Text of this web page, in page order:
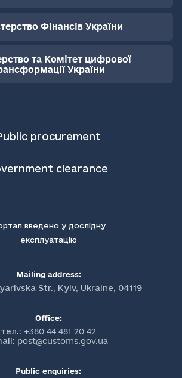
Фінансів України
та Комітет цифрової
України
procurement
clearance
введено у дослідну
експлуатацію
Mailing address:
Str., Kyiv, Ukraine, 04119
Office:
тел.: +380 44 481 20 42
post@customs.gov.ua
Public enquiries: